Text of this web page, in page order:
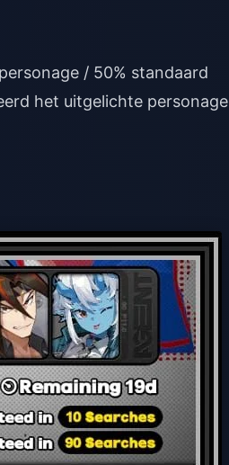
/ 50% standaard
het uitgelichte personage